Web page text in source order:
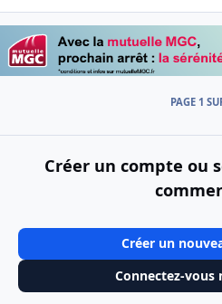
PAGE 1
Créer un compte ou
Créer un
Connectez-vous